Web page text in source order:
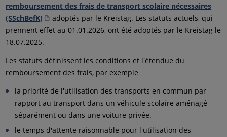
remboursement des frais de transport scolaire nécessaires
(SSchBefK)
adoptés par le Kreistag. Les statuts actuels, qui
prennent effet au 01.01.2026, ont été adoptés par le Kreistag le
18.07.2025.
Les statuts définissent les conditions et l'étendue du
remboursement des frais, par exemple
la priorité de l'utilisation des transports en commun par
rapport au transport dans un véhicule scolaire aménagé
séparément ou dans une voiture privée.
le temps d'attente raisonnable pour l'utilisation des